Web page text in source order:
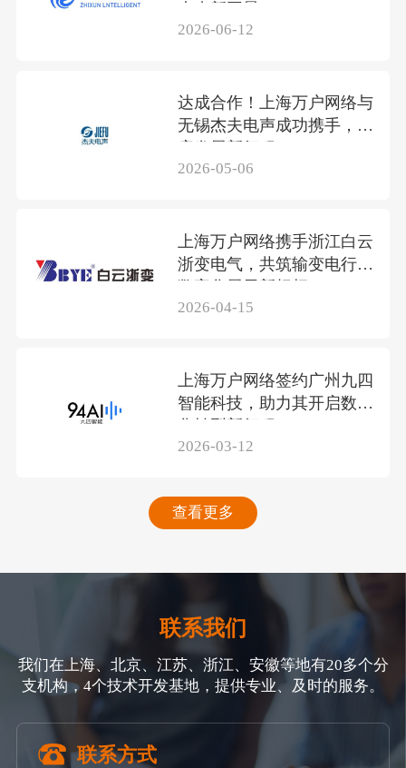
2026-06-12
达成合作！上海万户网络与
无锡杰夫电声成功携手，共
2026-05-06
上海万户网络携手浙江白云
浙变电气，共筑输变电行业
数字化展示新标杆
2026-04-15
上海万户网络签约广州九四
智能科技，助力其开启数智
化转型新征程
2026-03-12
查看更多
联系我们
我们在上海、北京、江苏、浙江、安徽等地有20多个分
支机构，4个技术开发基地，提供专业、及时的服务。
联系方式